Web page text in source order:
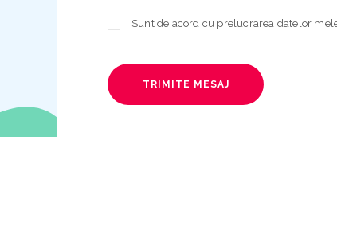
TRIMITE MESAJ